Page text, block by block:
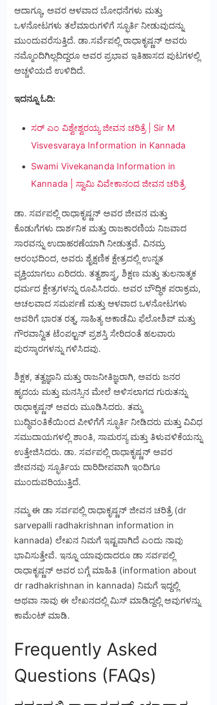
ಆದಾಗ್ಯೂ, ಅವರ ಆಳವಾದ ಬೋಧನೆಗಳು ಮತ್ತು
ಒಳನೋಟಗಳು ತಲೆಮಾರುಗಳಿಗೆ ಸ್ಫೂರ್ತಿ ನೀಡುವುದನ್ನು
ಮುಂದುವರೆಸುತ್ತಿದೆ. ಡಾ.ಸರ್ವೆಪಲ್ಲಿ ರಾಧಾಕೃಷ್ಣನ್ ಅವರು
ನಮ್ಮೊಂದಿಗಿಲ್ಲದಿದ್ದರೂ ಅವರ ಪ್ರಭಾವ ಇತಿಹಾಸದ ಪುಟಗಳಲ್ಲಿ
ಅಚ್ಚಳಿಯದೆ ಉಳಿದಿದೆ.
ಇದನ್ನೂ ಓದಿ:
ಸರ್ ಎಂ ವಿಶ್ವೇಶ್ವರಯ್ಯ ಜೀವನ ಚರಿತ್ರೆ | Sir M
Visvesvaraya Information in Kannada
Swami Vivekananda Information in
Kannada | ಸ್ವಾಮಿ ವಿವೇಕಾನಂದ ಜೀವನ ಚರಿತ್ರೆ
ಡಾ. ಸರ್ವಪಲ್ಲಿ ರಾಧಾಕೃಷ್ಣನ್ ಅವರ ಜೀವನ ಮತ್ತು
ಕೊಡುಗೆಗಳು ದಾರ್ಶನಿಕ ಮತ್ತು ರಾಜಕಾರಣಿಯ ನಿಜವಾದ
ಸಾರವನ್ನು ಉದಾಹರಣೆಯಾಗಿ ನೀಡುತ್ತವೆ. ವಿನಮ್ರ
ಆರಂಭದಿಂದ, ಅವರು ಶೈಕ್ಷಣಿಕ ಕ್ಷೇತ್ರದಲ್ಲಿ ಉನ್ನತ
ವ್ಯಕ್ತಿಯಾಗಲು ಏರಿದರು. ತತ್ವಶಾಸ್ತ್ರ, ಶಿಕ್ಷಣ ಮತ್ತು ತುಲನಾತ್ಮಕ
ಧರ್ಮದ ಕ್ಷೇತ್ರಗಳನ್ನು ರೂಪಿಸಿದರು. ಅವರ ಬೌದ್ಧಿಕ ಪರಾಕ್ರಮ,
ಅಚಲವಾದ ಸಮರ್ಪಣೆ ಮತ್ತು ಆಳವಾದ ಒಳನೋಟಗಳು
ಅವರಿಗೆ ಭಾರತ ರತ್ನ, ಸಾಹಿತ್ಯ ಅಕಾಡೆಮಿ ಫೆಲೋಶಿಪ್ ಮತ್ತು
ಗೌರವಾನ್ವಿತ ಟೆಂಪಲ್ಟನ್ ಪ್ರಶಸ್ತಿ ಸೇರಿದಂತೆ ಹಲವಾರು
ಪುರಸ್ಕಾರಗಳನ್ನು ಗಳಿಸಿದವು.
ಶಿಕ್ಷಕ, ತತ್ವಜ್ಞಾನಿ ಮತ್ತು ರಾಜನೀತಿಜ್ಞರಾಗಿ, ಅವರು ಜನರ
ಹೃದಯ ಮತ್ತು ಮನಸ್ಸಿನ ಮೇಲೆ ಅಳಿಸಲಾಗದ ಗುರುತನ್ನು
ರಾಧಾಕೃಷ್ಣನ್ ಅವರು ಮೂಡಿಸಿದರು. ತಮ್ಮ
ಬುದ್ಧಿವಂತಿಕೆಯಿಂದ ಪೀಳಿಗೆಗೆ ಸ್ಫೂರ್ತಿ ನೀಡಿದರು ಮತ್ತು ವಿವಿಧ
ಸಮುದಾಯಗಳಲ್ಲಿ ಶಾಂತಿ, ಸಾಮರಸ್ಯ ಮತ್ತು ತಿಳುವಳಿಕೆಯನ್ನು
ಉತ್ತೇಜಿಸಿದರು. ಡಾ. ಸರ್ವಪಲ್ಲಿ ರಾಧಾಕೃಷ್ಣನ್ ಅವರ
ಜೀವನವು ಸ್ಫೂರ್ತಿಯ ದಾರಿದೀಪವಾಗಿ ಇಂದಿಗೂ
ಮುಂದುವರಿಯುತ್ತಿದೆ.
ನಮ್ಮ ಈ ಡಾ ಸರ್ವಪಲ್ಲಿ ರಾಧಾಕೃಷ್ಣನ್ ಜೀವನ ಚರಿತ್ರೆ (dr
sarvepalli radhakrishnan information in
kannada) ಲೇಖನ ನಿಮಗೆ ಇಷ್ಟವಾಗಿದೆ ಎಂದು ನಾವು
ಭಾವಿಸುತ್ತೇವೆ. ಇನ್ನೂ ಯಾವುದಾದರೂ ಡಾ ಸರ್ವಪಲ್ಲಿ
ರಾಧಾಕೃಷ್ಣನ್ ಅವರ ಬಗ್ಗೆ ಮಾಹಿತಿ (information about
dr radhakrishnan in kannada) ನಿಮಗೆ ಇದ್ದಲ್ಲಿ
ಅಥವಾ ನಾವು ಈ ಲೇಖನದಲ್ಲಿ ಮಿಸ್ ಮಾಡಿದ್ದಲ್ಲಿ ಅವುಗಳನ್ನು
ಕಾಮೆಂಟ್ ಮಾಡಿ.
Frequently Asked
Questions (FAQs)